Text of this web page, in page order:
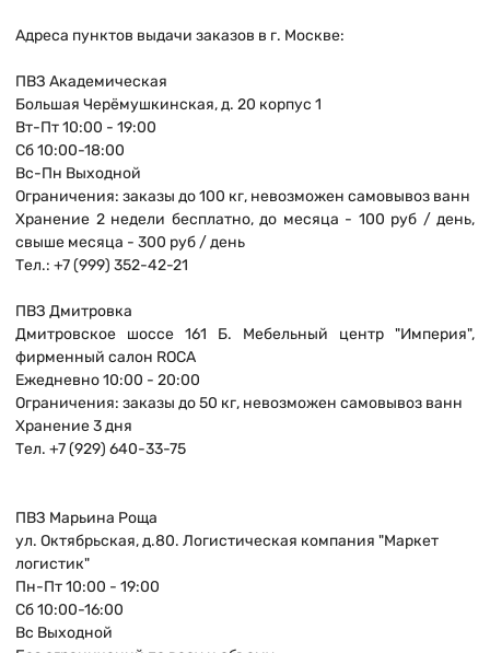
Адреса пунктов выдачи заказов в г. Москве:
ПВЗ Академическая
Большая Черёмушкинская, д. 20 корпус 1
Вт-Пт 10:00 - 19:00
Сб 10:00-18:00
Вс-Пн Выходной
Ограничения: заказы до 100 кг, невозможен самовывоз ванн
Хранение 2 недели бесплатно, до месяца - 100 руб / день,
свыше месяца - 300 руб / день
Тел.: +7 (999) 352-42-21
ПВЗ Дмитровка
Дмитровское шоссе 161 Б. Мебельный центр "Империя",
фирменный салон ROCA
Ежедневно 10:00 - 20:00
Ограничения: заказы до 50 кг, невозможен самовывоз ванн
Хранение 3 дня
Тел. +7 (929) 640-33-75
ПВЗ Марьина Роща
ул. Октябрьская, д.80. Логистическая компания "Маркет
логистик"
Пн-Пт 10:00 - 19:00
Сб 10:00-16:00
Вс Выходной